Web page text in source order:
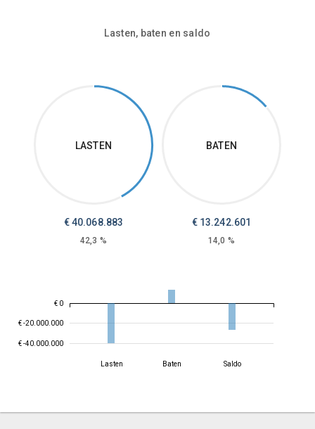
Lasten, baten en saldo
LASTEN
€40.068.883
42,3 %
BATEN
€ 13.242.601
14,0 %
€ -40.000.000
€ -20.000.000
€ 0
Lasten Baten Saldo